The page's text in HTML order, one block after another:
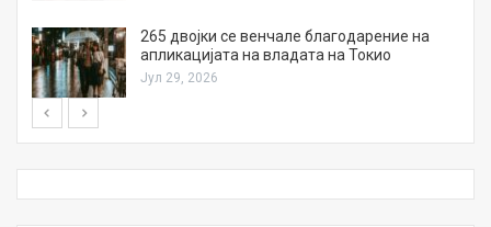
265 двојки се венчале благодарение на
апликацијата на владата на Токио
Јул 29, 2026